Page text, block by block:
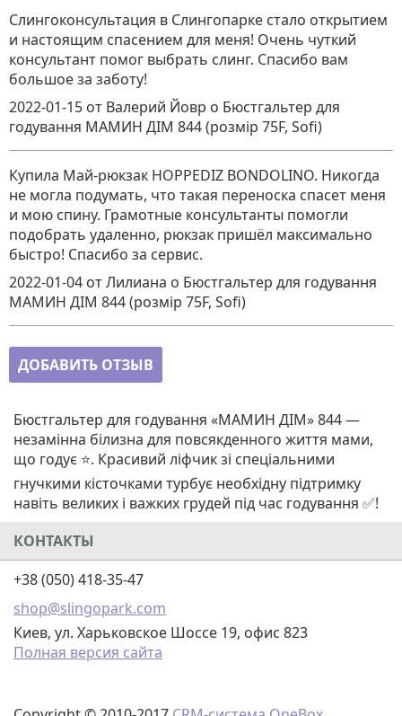
Слингоконсультация в Слингопарке стало открытием
и настоящим спасением для меня! Очень чуткий
консультант помог выбрать слинг. Спасибо вам
большое за заботу!
2022-01-15 от Валерий Йовр о Бюстгальтер для
годування МАМИН ДІМ 844 (розмір 75F, Sofi)
Купила Май-рюкзак HOPPEDIZ BONDOLINO. Никогда
не могла подумать, что такая переноска спасет меня
и мою спину. Грамотные консультанты помогли
подобрать удаленно, рюкзак пришёл максимально
быстро! Спасибо за сервис.
2022-01-04 от Лилиана о Бюстгальтер для годування
МАМИН ДІМ 844 (розмір 75F, Sofi)
ДОБАВИТЬ ОТЗЫВ
Бюстгальтер для годування «МАМИН ДІМ» 844 —
незамінна білизна для повсякденного життя мами,
що годує ⭐. Красивий ліфчик зі спеціальними
гнучкими кісточками турбує необхідну підтримку
навіть великих і важких грудей під час годування ✅!
КОНТАКТЫ
+38 (050) 418-35-47
shop@slingopark.com
Киев, ул. Харьковское Шоссе 19, офис 823
Полная версия сайта